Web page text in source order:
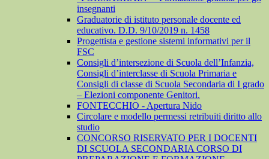
insegnanti
Graduatorie di istituto personale docente ed
educativo. D.D. 9/10/2019 n. 1458
Progettista e gestione sistemi informativi per il
FSC
Consigli d’intersezione di Scuola dell’Infanzia,
Consigli d’interclasse di Scuola Primaria e
Consigli di classe di Scuola Secondaria di I grado
– Elezioni componente Genitori.
FONTECCHIO - Apertura Nido
Circolare e modello permessi retribuiti diritto allo
studio
CONCORSO RISERVATO PER I DOCENTI
DI SCUOLA SECONDARIA CORSO DI